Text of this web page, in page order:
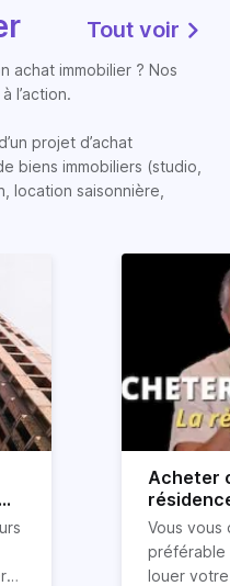
Tout voir
achat immobilier ? Nos
l’action.
projet d’achat
biens immobiliers (studio,
location saisonnière,
Acheter
règle
révélée
Vous vous
préférable
louer